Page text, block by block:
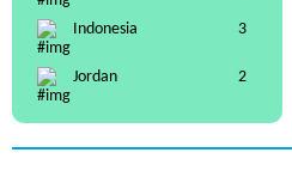
Indonesia 3
Jordan 2